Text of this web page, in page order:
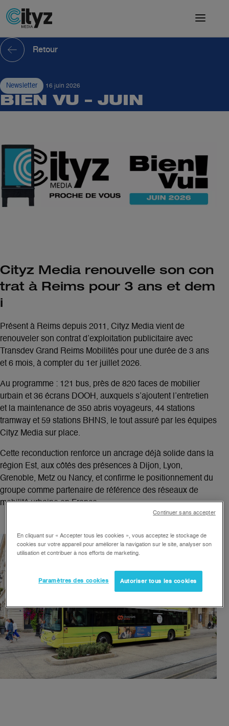
Retour
Newsletter 16 juin 2026
BIEN VU – JUIN
Cityz Media renouvelle son con
trat à Reims pour 3 ans et dem
i
Présent à Reims depuis 2011, Cityz Media vient de
renouveler son contrat d’exploitation publicitaire avec
Transdev Grand Reims Mobilités pour une durée de 3 ans
et 6 mois, à compter du 1er juillet 2026.
Au programme : 121 bus, près de 820 faces de mobilier
urbain et 36 écrans DOOH , auxquels s’ajoutent l’entretien
et la maintenance de 350 abris voyageurs, 44 stations
tramway et 59 stations BHNS, le tout assuré par les équipes
Cityz Media sur place.
Cette reconduction renforce un ancrage déjà solide dans la
région Est, aux côtés des présences à Dijon, Lyon,
Grenoble, Metz ou Nancy, et confirme le positionnement du
groupe comme partenaire de référence des réseaux de
mobilité urbaine en France.
En cliquant sur « Accepter tous les cookies », vous acceptez le stockage de
cookies sur votre appareil pour améliorer la navigation sur le site, analyser son
utilisation et contribuer à nos efforts de marketing.
Paramètres des cookies Autoriser tous les cookies
Continuer sans accepter